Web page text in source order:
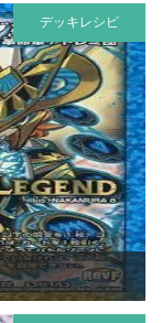
デッキレシピ